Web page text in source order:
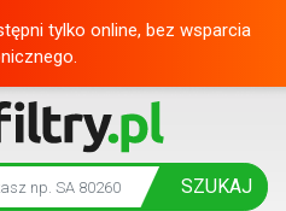
tylko online, bez wsparcia
SZUKAJ